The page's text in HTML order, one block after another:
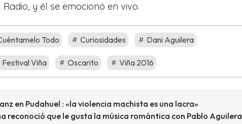
Radio, y él se emocionó en vivo.
Todo Curiosidades Dani Aguilera
Festival Viña Oscarito Viña 2016
en Pudahuel : «la violencia machista es una lacra»
reconoció que le gusta la música romántica con Pablo Aguilera